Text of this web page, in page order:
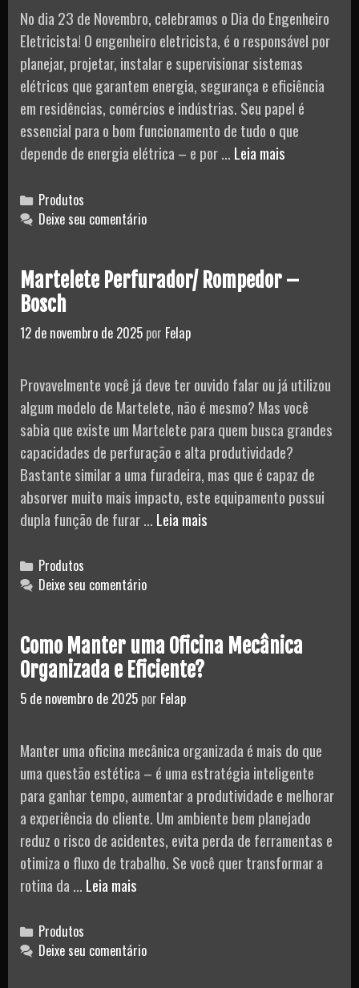
o
Passo
a
Passo!
No dia 23 de Novembro, celebramos o Dia do Engenheiro
Eletricista! O engenheiro eletricista, é o responsável por
planejar, projetar, instalar e supervisionar sistemas
elétricos que garantem energia, segurança e eficiência
em residências, comércios e indústrias. Seu papel é
essencial para o bom funcionamento de tudo o que
depende de energia elétrica – e por … Leia mais
Categories
Produtos
Deixe seu comentário
Martelete Perfurador/ Rompedor –
Bosch
12 de novembro de 2025 por Felap
Provavelmente você já deve ter ouvido falar ou já utilizou
algum modelo de Martelete, não é mesmo? Mas você
sabia que existe um Martelete para quem busca grandes
capacidades de perfuração e alta produtividade?
Bastante similar a uma furadeira, mas que é capaz de
absorver muito mais impacto, este equipamento possui
dupla função de furar … Leia mais
Categories
Produtos
Deixe seu comentário
Como Manter uma Oficina Mecânica
Organizada e Eficiente?
5 de novembro de 2025 por Felap
Manter uma oficina mecânica organizada é mais do que
uma questão estética – é uma estratégia inteligente
para ganhar tempo, aumentar a produtividade e melhorar
a experiência do cliente. Um ambiente bem planejado
reduz o risco de acidentes, evita perda de ferramentas e
otimiza o fluxo de trabalho. Se você quer transformar a
rotina da … Leia mais
Oficina
Categories
Produtos
Deixe seu comentário